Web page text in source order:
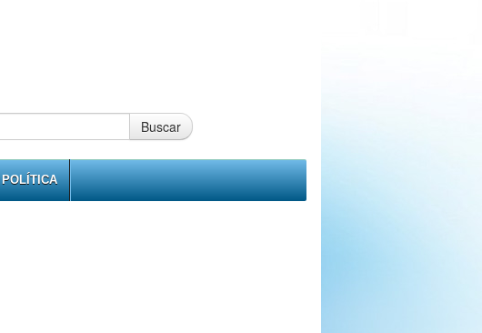
Buscar
POLÍTICA